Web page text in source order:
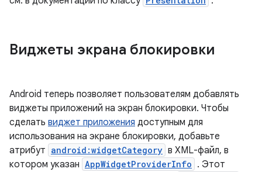
Виджеты экрана блокировки
Android теперь позволяет пользователям добавлять
виджеты приложений на экран блокировки. Чтобы
сделать виджет приложения доступным для
использования на экране блокировки, добавьте
атрибут android:widgetCategory в XML-файл, в
котором указан AppWidgetProviderInfo . Этот